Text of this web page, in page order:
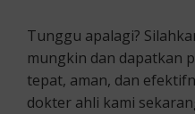
Tunggu apalagi?
mungkin dan dapatkan
tepat, aman, dan
dokter ahli kami